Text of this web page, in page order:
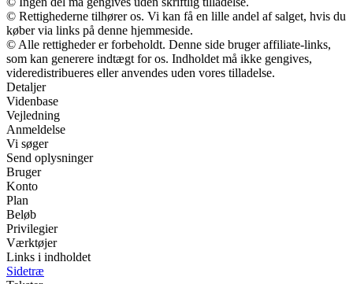
© Rettighederne tilhører os. Vi kan få en lille andel af salget, hvis du
køber via links på denne hjemmeside.
© Alle rettigheder er forbeholdt. Denne side bruger affiliate-links,
som kan generere indtægt for os. Indholdet må ikke gengives,
videredistribueres eller anvendes uden vores tilladelse.
Detaljer
Videnbase
Vejledning
Anmeldelse
Vi søger
Send oplysninger
Bruger
Konto
Plan
Beløb
Privilegier
Værktøjer
Links i indholdet
Sidetræ